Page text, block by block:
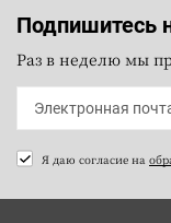
Подпишитесь
Раз в неделю мы
Я даю согласие на